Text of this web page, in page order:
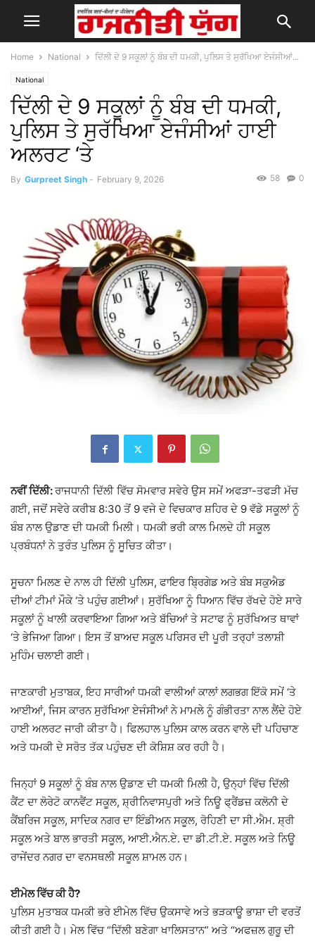
Home National ਦਿੱਲੀ ਦੇ 9 ਸਕੂਲਾਂ ਨੂੰ ਬੰਬ ਦੀ ਧਮਕੀ, ਪੁਲਿਸ ਤੇ ਸੁਰੱਖਿਆ ਏਜੰਸੀਆਂ...
National
ਦਿੱਲੀ ਦੇ 9 ਸਕੂਲਾਂ ਨੂੰ ਬੰਬ ਦੀ ਧਮਕੀ,
ਪੁਲਿਸ ਤੇ ਸੁਰੱਖਿਆ ਏਜੰਸੀਆਂ ਹਾਈ
ਅਲਰਟ ‘ਤੇ
By Gurpreet Singh - February 9, 2026 0
58
ਨਵੀਂ ਦਿੱਲੀ:ਰਾਜਧਾਨੀ ਦਿੱਲੀ ਵਿੱਚ ਸੋਮਵਾਰ ਸਵੇਰੇ ਉਸ ਸਮੇਂ ਅਫੜਾ-ਤਫੜੀ ਮੱਚ
ਗਈ, ਜਦੋਂ ਸਵੇਰੇ ਕਰੀਬ 8:30 ਤੋਂ 9 ਵਜੇ ਦੇ ਵਿਚਕਾਰ ਸ਼ਹਿਰ ਦੇ 9 ਵੱਡੇ ਸਕੂਲਾਂ ਨੂੰ
ਬੰਬ ਨਾਲ ਉਡਾਣ ਦੀ ਧਮਕੀ ਮਿਲੀ। ਧਮਕੀ ਭਰੀ ਕਾਲ ਮਿਲਦੇ ਹੀ ਸਕੂਲ
ਪ੍ਰਬੰਧਨਾਂ ਨੇ ਤੁਰੰਤ ਪੁਲਿਸ ਨੂੰ ਸੂਚਿਤ ਕੀਤਾ।
ਸੂਚਨਾ ਮਿਲਣ ਦੇ ਨਾਲ ਹੀ ਦਿੱਲੀ ਪੁਲਿਸ, ਫਾਇਰ ਬ੍ਰਿਗੇਡ ਅਤੇ ਬੰਬ ਸਕੁਐਡ
ਦੀਆਂ ਟੀਮਾਂ ਮੌਕੇ ‘ਤੇ ਪਹੁੰਚ ਗਈਆਂ। ਸੁਰੱਖਿਆ ਨੂੰ ਧਿਆਨ ਵਿੱਚ ਰੱਖਦੇ ਹੋਏ ਸਾਰੇ
ਸਕੂਲਾਂ ਨੂੰ ਖਾਲੀ ਕਰਵਾਇਆ ਗਿਆ ਅਤੇ ਬੱਚਿਆਂ ਤੇ ਸਟਾਫ ਨੂੰ ਸੁਰੱਖਿਅਤ ਥਾਵਾਂ
‘ਤੇ ਭੇਜਿਆ ਗਿਆ। ਇਸ ਤੋਂ ਬਾਅਦ ਸਕੂਲ ਪਰਿਸਰ ਦੀ ਪੂਰੀ ਤਰ੍ਹਾਂ ਤਲਾਸ਼ੀ
ਮੁਹਿੰਮ ਚਲਾਈ ਗਈ।
ਜਾਣਕਾਰੀ ਮੁਤਾਬਕ, ਇਹ ਸਾਰੀਆਂ ਧਮਕੀ ਵਾਲੀਆਂ ਕਾਲਾਂ ਲਗਭਗ ਇੱਕੋ ਸਮੇਂ ‘ਤੇ
ਆਈਆਂ, ਜਿਸ ਕਾਰਨ ਸੁਰੱਖਿਆ ਏਜੰਸੀਆਂ ਨੇ ਮਾਮਲੇ ਨੂੰ ਗੰਭੀਰਤਾ ਨਾਲ ਲੈਂਦੇ ਹੋਏ
ਹਾਈ ਅਲਰਟ ਜਾਰੀ ਕੀਤਾ ਹੈ। ਫਿਲਹਾਲ ਪੁਲਿਸ ਕਾਲ ਕਰਨ ਵਾਲੇ ਦੀ ਪਹਿਚਾਣ
ਅਤੇ ਧਮਕੀ ਦੇ ਸਰੋਤ ਤੱਕ ਪਹੁੰਚਣ ਦੀ ਕੋਸ਼ਿਸ਼ ਕਰ ਰਹੀ ਹੈ।
ਜਿਨ੍ਹਾਂ 9 ਸਕੂਲਾਂ ਨੂੰ ਬੰਬ ਨਾਲ ਉਡਾਣ ਦੀ ਧਮਕੀ ਮਿਲੀ ਹੈ, ਉਨ੍ਹਾਂ ਵਿੱਚ ਦਿੱਲੀ
ਕੈਂਟ ਦਾ ਲੋਰੇਟੋ ਕਾਨਵੈਂਟ ਸਕੂਲ, ਸ਼੍ਰੀਨਿਵਾਸਪੁਰੀ ਅਤੇ ਨਿਊ ਫ੍ਰੈਂਡਜ਼ ਕਲੋਨੀ ਦੇ
ਕੈਂਬਰਿਜ ਸਕੂਲ, ਸਾਦਿਕ ਨਗਰ ਦਾ ਇੰਡੀਅਨ ਸਕੂਲ, ਰੋਹਿਣੀ ਦਾ ਸੀ.ਐਮ. ਸ਼੍ਰੀ
ਸਕੂਲ ਅਤੇ ਬਾਲ ਭਾਰਤੀ ਸਕੂਲ, ਆਈ.ਐਨ.ਏ. ਦਾ ਡੀ.ਟੀ.ਏ. ਸਕੂਲ ਅਤੇ ਨਿਊ
ਰਾਜੇਂਦਰ ਨਗਰ ਦਾ ਵਨਸਥਲੀ ਸਕੂਲ ਸ਼ਾਮਲ ਹਨ।
ਈਮੇਲ ਵਿੱਚ ਕੀ ਹੈ?
ਪੁਲਿਸ ਮੁਤਾਬਕ ਧਮਕੀ ਭਰੇ ਈਮੇਲ ਵਿੱਚ ਉਕਸਾਵੇ ਅਤੇ ਭੜਕਾਊ ਭਾਸ਼ਾ ਦੀ ਵਰਤੋਂ
ਕੀਤੀ ਗਈ ਹੈ। ਮੇਲ ਵਿੱਚ “ਦਿੱਲੀ ਬਣੇਗਾ ਖਾਲਿਸਤਾਨ” ਅਤੇ “ਅਫਜ਼ਲ ਗੁਰੂ ਦੀ